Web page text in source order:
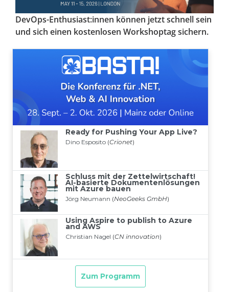
DevOps-Enthusiast:innen können jetzt schnell sein
und sich einen kostenlosen Workshoptag sichern.